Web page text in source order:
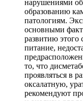
нарушениями
образованию
патологиям.
основными
развитию этого
питание,
то, что
проявляться в
оксалатную,
рекомендуют